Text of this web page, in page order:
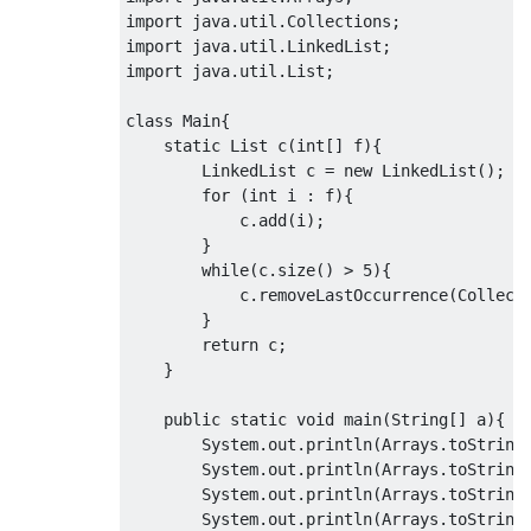
import java.util.Collections;
import java.util.LinkedList;
import java.util.List;
class Main{
    static List c(int[] f){
        LinkedList c = new LinkedList();
        for (int i : f){
            c.add(i);
        }
        while(c.size() > 5){
        }
        return c;
    }
    public static void main(String[] a){